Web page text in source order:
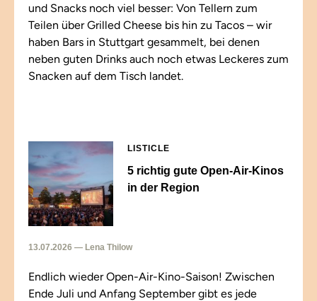
und Snacks noch viel besser: Von Tellern zum
Teilen über Grilled Cheese bis hin zu Tacos – wir
haben Bars in Stuttgart gesammelt, bei denen
neben guten Drinks auch noch etwas Leckeres zum
Snacken auf dem Tisch landet.
LISTICLE
5 richtig gute Open-Air-Kinos
in der Region
13.07.2026 — Lena Thilow
Endlich wieder Open-Air-Kino-Saison! Zwischen
Ende Juli und Anfang September gibt es jede